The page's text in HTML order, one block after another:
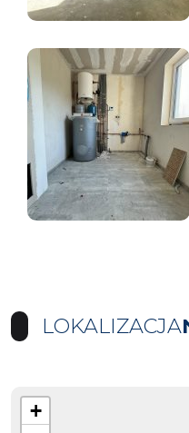
LOKALIZACJA
+